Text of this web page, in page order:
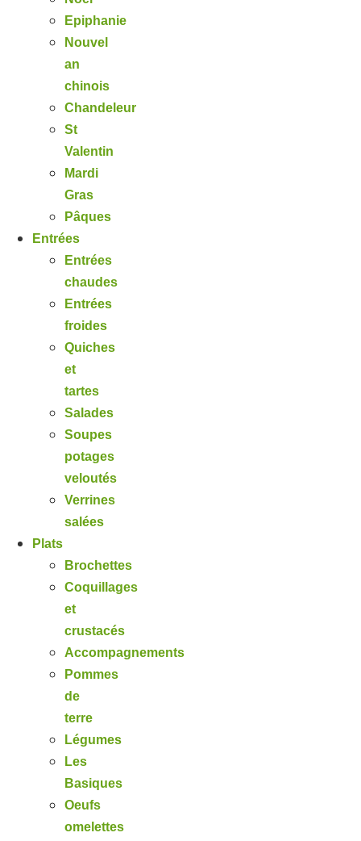
Epiphanie
Nouvel
an
chinois
Chandeleur
St
Valentin
Mardi
Gras
Pâques
Entrées
Entrées
chaudes
Entrées
froides
Quiches
et
tartes
Salades
Soupes
potages
veloutés
Verrines
salées
Plats
Brochettes
Coquillages
et
crustacés
Accompagnements
Pommes
de
terre
Légumes
Les
Basiques
Oeufs
omelettes